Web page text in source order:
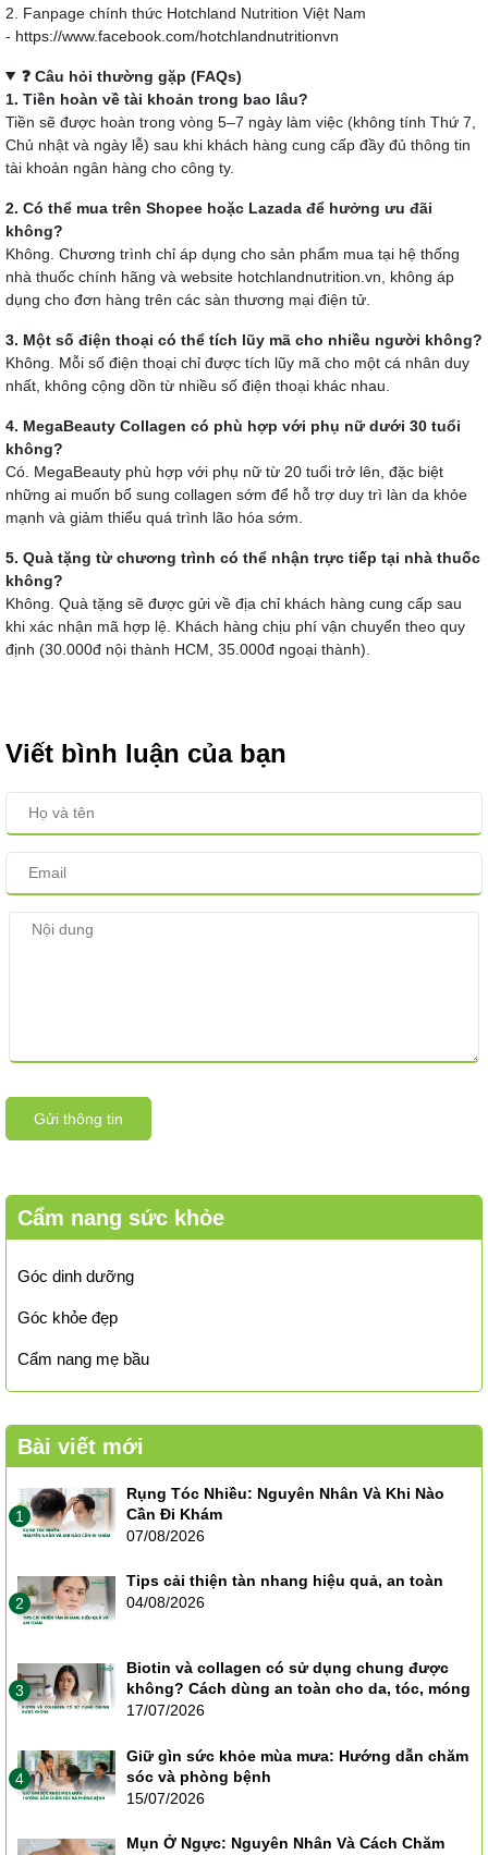
2. Fanpage chính thức Hotchland Nutrition Việt Nam
- https://www.facebook.com/hotchlandnutritionvn
❓ Câu hỏi thường gặp (FAQs)
1. Tiền hoàn về tài khoản trong bao lâu?
Tiền sẽ được hoàn trong vòng 5–7 ngày làm việc (không tính Thứ 7,
Chủ nhật và ngày lễ) sau khi khách hàng cung cấp đầy đủ thông tin
tài khoản ngân hàng cho công ty.
2. Có thể mua trên Shopee hoặc Lazada để hưởng ưu đãi
không?
Không. Chương trình chỉ áp dụng cho sản phẩm mua tại hệ thống
nhà thuốc chính hãng và website hotchlandnutrition.vn, không áp
dụng cho đơn hàng trên các sàn thương mại điện tử.
3. Một số điện thoại có thể tích lũy mã cho nhiều người không?
Không. Mỗi số điện thoại chỉ được tích lũy mã cho một cá nhân duy
nhất, không cộng dồn từ nhiều số điện thoại khác nhau.
4. MegaBeauty Collagen có phù hợp với phụ nữ dưới 30 tuổi
không?
Có. MegaBeauty phù hợp với phụ nữ từ 20 tuổi trở lên, đặc biệt
những ai muốn bổ sung collagen sớm để hỗ trợ duy trì làn da khỏe
mạnh và giảm thiểu quá trình lão hóa sớm.
5. Quà tặng từ chương trình có thể nhận trực tiếp tại nhà thuốc
không?
Không. Quà tặng sẽ được gửi về địa chỉ khách hàng cung cấp sau
khi xác nhận mã hợp lệ. Khách hàng chịu phí vận chuyển theo quy
định (30.000đ nội thành HCM, 35.000đ ngoại thành).
Viết bình luận của bạn
Gửi thông tin
Cẩm nang sức khỏe
Góc dinh dưỡng
Góc khỏe đẹp
Cẩm nang mẹ bầu
Bài viết mới
1
Rụng Tóc Nhiều: Nguyên Nhân Và Khi Nào
Cần Đi Khám
07/08/2026
2
Tips cải thiện tàn nhang hiệu quả, an toàn
04/08/2026
3
Biotin và collagen có sử dụng chung được
không? Cách dùng an toàn cho da, tóc, móng
17/07/2026
4
Giữ gìn sức khỏe mùa mưa: Hướng dẫn chăm
sóc và phòng bệnh
15/07/2026
Mụn Ở Ngực: Nguyên Nhân Và Cách Chăm